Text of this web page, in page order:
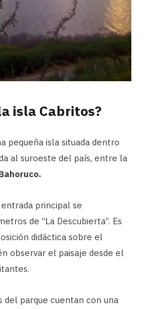
isla Cabritos?
pequeña isla situada dentro
al suroeste del país, entre la
principal se
de “La Descubierta”. Es
didáctica sobre el
observar el paisaje desde el
del parque cuentan con una